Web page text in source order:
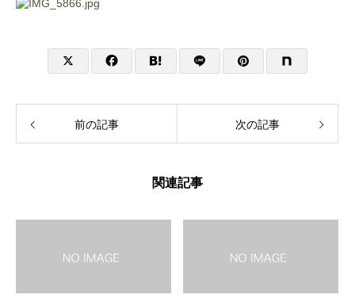
前の記事 次の記事
関連記事